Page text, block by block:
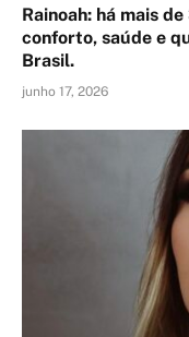
Rainoah: há mais
conforto, saúde e
Brasil.
junho 17, 2026